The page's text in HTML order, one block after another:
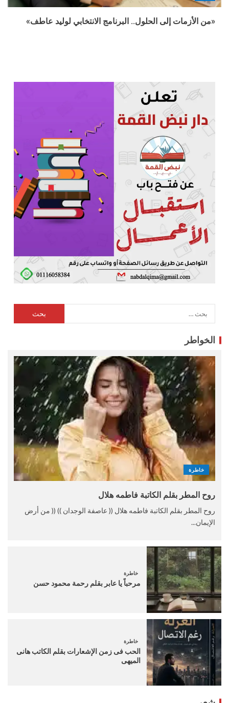
«من الأزمات إلى الحلول.. البرنامج الانتخابي لوليد عاطف»
الخواطر
خاطرة
روح المطر بقلم الكاتبة فاطمه هلال
روح المطر بقلم الكاتبة فاطمه هلال (( عاصفة الوجدان )) (( من أرض
الإيمان...
خاطرة
مرحباً يا عابر بقلم رحمة محمود حسن
خاطرة
الحب فى زمن الإشعارات بقلم الكاتب هانى
الميهى